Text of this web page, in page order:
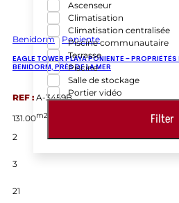
Ascenseur
Climatisation
Climatisation centralisée
Piscine communautaire
Terrasse
Piscine
Salle de stockage
Portier vidéo
Filter
Benidorm Poniente
EAGLE TOWER PLAYA PONIENTE – PROPRIÉTÉS
BENIDORM, PRÈS DE LA MER
REF : A-3459B
131.00m2
2
3
21